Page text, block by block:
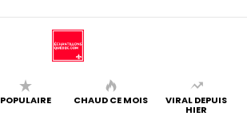
POPULAIRE CHAUD CE MOIS VIRAL DEPUIS
HIER